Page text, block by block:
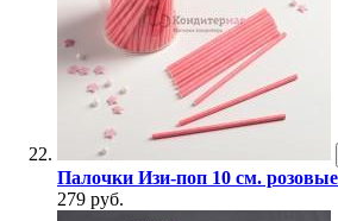
Палочки Изи-поп 10 см.
279 руб.